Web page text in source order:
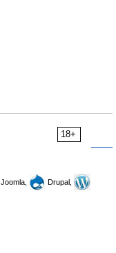
18+
Joomla,
Drupal,